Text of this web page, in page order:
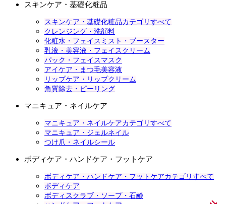
スキンケア・基礎化粧品
スキンケア・基礎化粧品カテゴリすべて
クレンジング・洗顔料
化粧水・フェイスミスト・ブースター
乳液・美容液・フェイスクリーム
パック・フェイスマスク
アイケア・まつ毛美容液
リップケア・リップクリーム
角質除去・ピーリング
マニキュア・ネイルケア
マニキュア・ネイルケアカテゴリすべて
マニキュア・ジェルネイル
つけ爪・ネイルシール
ボディケア・ハンドケア・フットケア
ボディケア・ハンドケア・フットケアカテゴリすべて
ボディケア
ボディスクラブ・ソープ・石鹸